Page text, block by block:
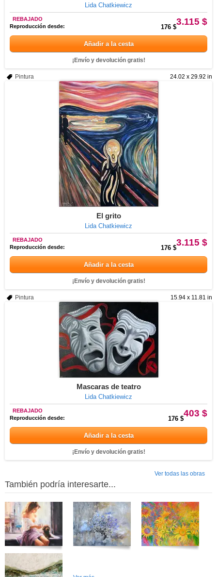
Lida Chatkiewicz
3.115 $
REBAJADO
Reproducción desde:
176 $
Añadir a la cesta
¡Envío y devolución gratis!
24.02 x 29.92 in
Pintura
El grito
Lida Chatkiewicz
3.115 $
REBAJADO
Reproducción desde:
176 $
Añadir a la cesta
¡Envío y devolución gratis!
15.94 x 11.81 in
Pintura
Mascaras de teatro
Lida Chatkiewicz
403 $
REBAJADO
Reproducción desde:
176 $
Añadir a la cesta
¡Envío y devolución gratis!
Ver todas las obras
También podría interesarte...